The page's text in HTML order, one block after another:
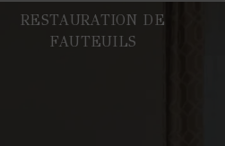
RESTAURATION DE
FAUTEUILS